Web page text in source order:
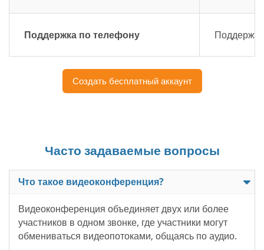
Поддержка по телефону
Создать бесплатный аккаунт
Часто задаваемые вопросы
Что такое видеоконференция?
Видеоконференция объединяет двух или более
участников в одном звонке, где участники могут
обмениваться видеопотоками, общаясь по аудио.